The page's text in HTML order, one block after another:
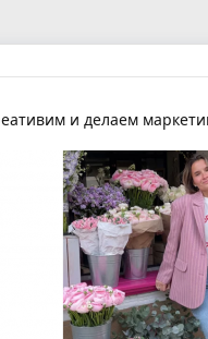
и делаем